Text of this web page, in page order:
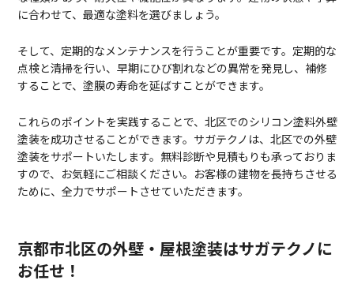
に合わせて、最適な塗料を選びましょう。
そして、定期的なメンテナンスを行うことが重要です。定期的な
点検と清掃を行い、早期にひび割れなどの異常を発見し、補修
することで、塗膜の寿命を延ばすことができます。
これらのポイントを実践することで、北区でのシリコン塗料外壁
塗装を成功させることができます。サガテクノは、北区での外壁
塗装をサポートいたします。無料診断や見積もりも承っておりま
すので、お気軽にご相談ください。お客様の建物を長持ちさせる
ために、全力でサポートさせていただきます。
京都市北区の外壁・屋根塗装はサガテクノに
お任せ！